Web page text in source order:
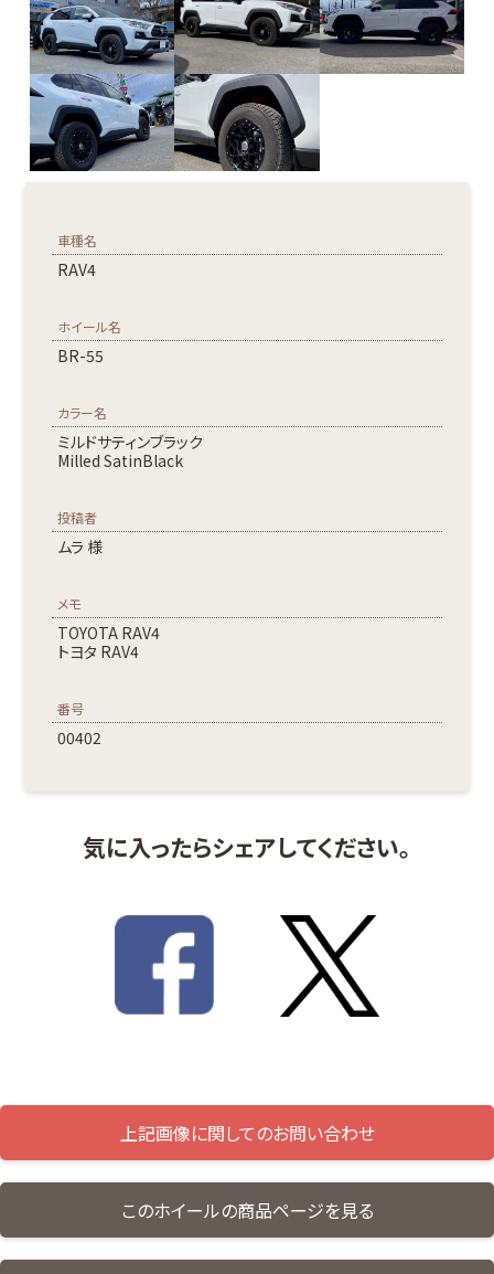
車種名
RAV4
ホイール名
BR-55
カラー名
ミルドサティンブラック
Milled SatinBlack
投稿者
ムラ 様
メモ
TOYOTA RAV4
トヨタ RAV4
番号
00402
気に入ったらシェアしてください。
上記画像に関してのお問い合わせ
このホイールの商品ページを見る